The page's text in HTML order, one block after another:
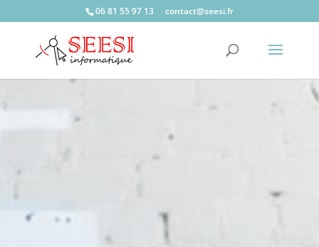
06 81 55 97 13 rf.is
ees@t
catno
c